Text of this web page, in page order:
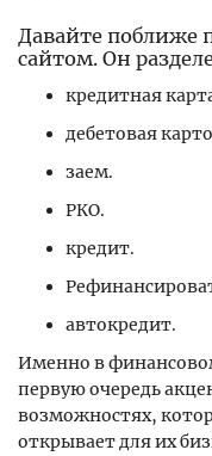
Давайте поближе
сайтом. Он
кредитная
дебетовая
заем.
РКО.
кредит.
автокредит.
Именно в
первую очередь
возможностях,
открывает для их